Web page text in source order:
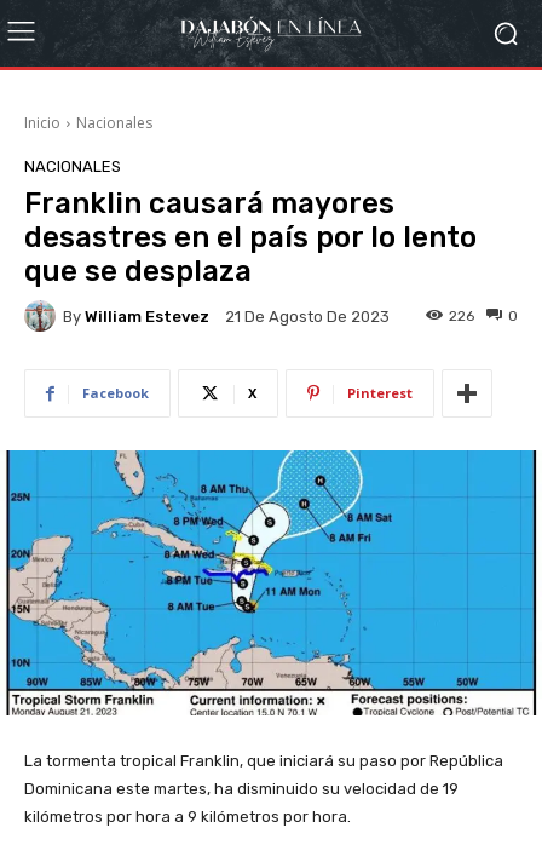
Inicio Nacionales
NACIONALES
Franklin causará mayores
desastres en el país por lo lento
que se desplaza
By William Estevez 21 De Agosto De 2023 0
226
Facebook X Pinterest
La tormenta tropical Franklin, que iniciará su paso por República
Dominicana este martes, ha disminuido su velocidad de 19
kilómetros por hora a 9 kilómetros por hora.